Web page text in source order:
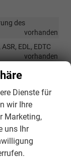
des
vorhanden
EDL, EDTC
vorhanden
von 2
vorhanden
inkl.
vorhanden
Dienste für
wir Ihre
Marketing,
uns Ihr